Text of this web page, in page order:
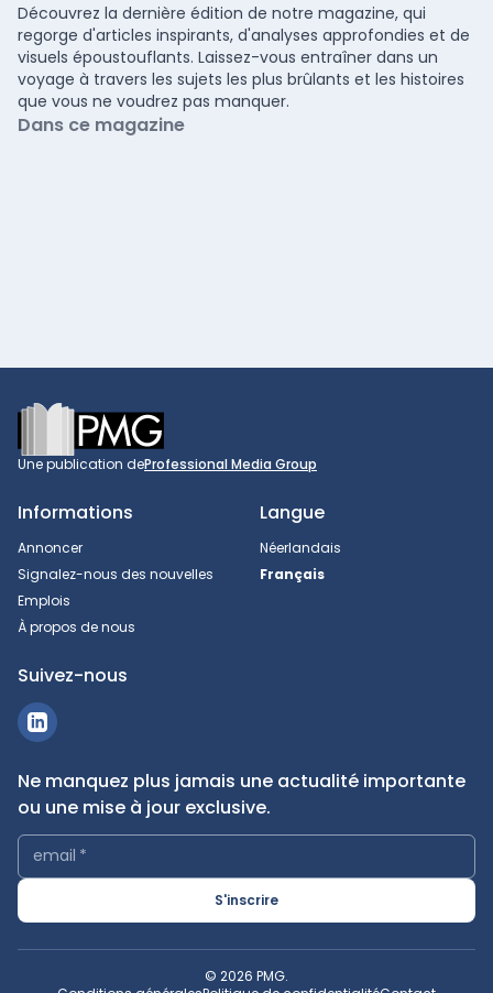
Découvrez la dernière édition de notre magazine, qui
regorge d'articles inspirants, d'analyses approfondies et de
visuels époustouflants. Laissez-vous entraîner dans un
voyage à travers les sujets les plus brûlants et les histoires
que vous ne voudrez pas manquer.
Dans ce magazine
Footer
Une publication deProfessional Media Group
Informations
Annoncer
Signalez-nous des nouvelles
Emplois
À propos de nous
Langue
Néerlandais
Français
Suivez-nous
Ne manquez plus jamais une actualité importante
ou une mise à jour exclusive.
email *
S'inscrire
© 2026 PMG.